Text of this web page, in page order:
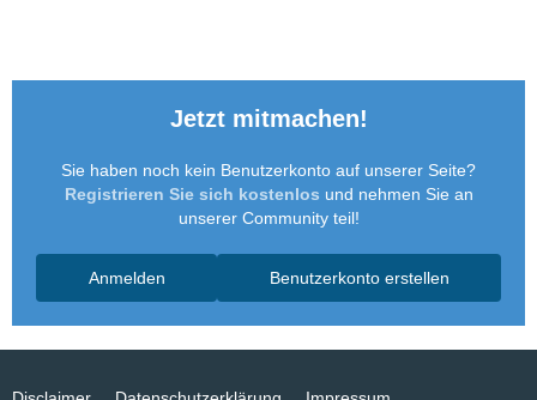
Jetzt mitmachen!
Sie haben noch kein Benutzerkonto auf unserer Seite?
Registrieren Sie sich kostenlos und nehmen Sie an
unserer Community teil!
Benutzerkonto erstellen
Anmelden